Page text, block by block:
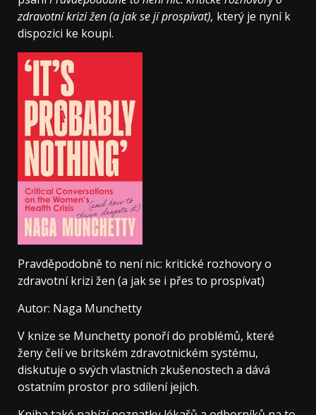
zdravotní krizi žen (a jak se jí prospívat), který je nyní k
dispozici ke koupi.
Pravděpodobně to není nic: kritické rozhovory o
zdravotní krizi žen (a jak se i přes to prospívat)
Autor: Naga Munchetty
V knize se Munchetty ponoří do problémů, které
ženy čelí ve britském zdravotnickém systému,
diskutuje o svých vlastních zkušenostech a dává
ostatním prostor pro sdílení jejich.